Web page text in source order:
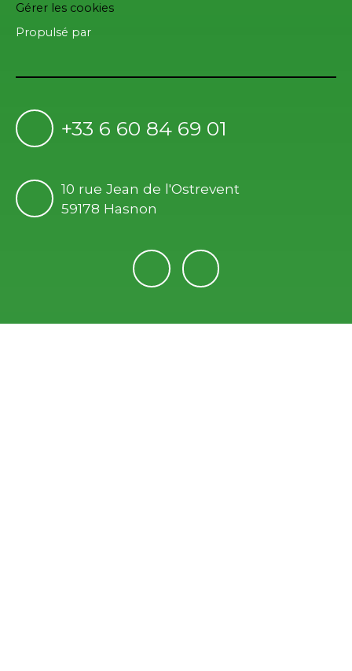
Gérer les cookies
Propulsé par
+33 6 60 84 69 01
10 rue Jean de l'Ostrevent
59178 Hasnon